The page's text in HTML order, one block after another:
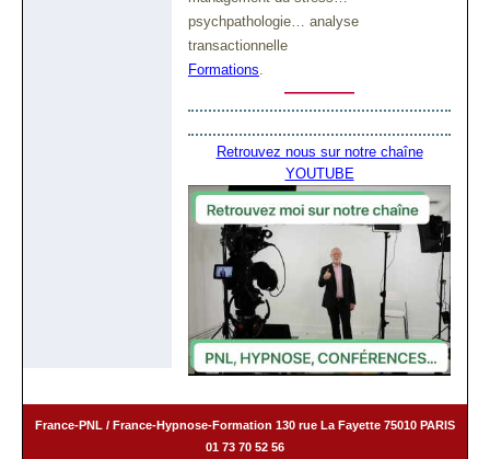
psychpathologie… analyse
transactionnelle
Formations
————
Retrouvez nous sur notre chaîne
YOUTUBE
France-PNL / France-Hypnose-Formation 130 rue La Fayette 75010 PARIS
01 73 70 52 56